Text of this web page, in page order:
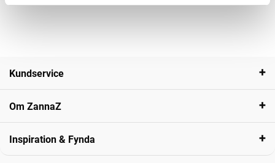
Kundservice
Om ZannaZ
Inspiration & Fynda